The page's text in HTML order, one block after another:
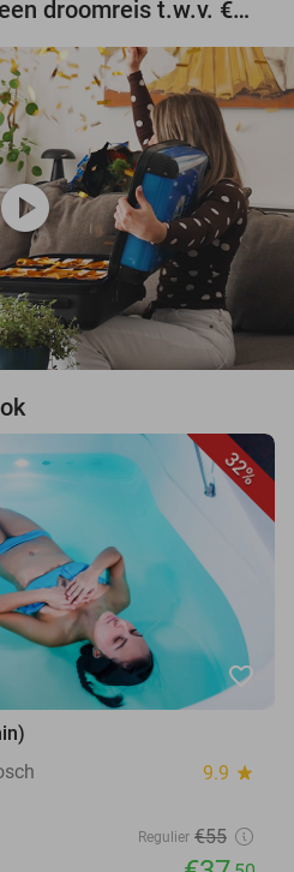
Maak gratis kans op een droomreis t.w.v. €3.000!
32%
favorite_border
9.9 star
Regulier €55